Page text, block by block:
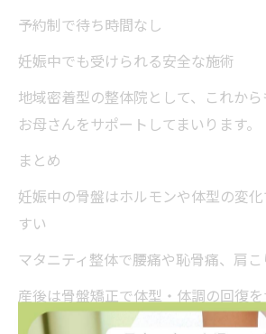
予約制で待ち時間なし
妊娠中でも受けられる安全な施術
地域密着型の整体院として、これか
お母さんをサポートしてまいります。
まとめ
妊娠中の骨盤はホルモンや体型の変
すい
マタニティ整体で腰痛や恥骨痛、肩
産後は骨盤矯正で体型・体調の回復